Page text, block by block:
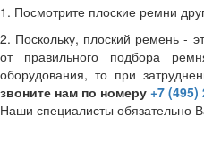
1. Посмотрите плоские ремни
2. Поскольку, плоский ремень -
от правильного подбора
оборудования, то при
звоните нам по номеру +7 (495)
Наши специалисты обязательно